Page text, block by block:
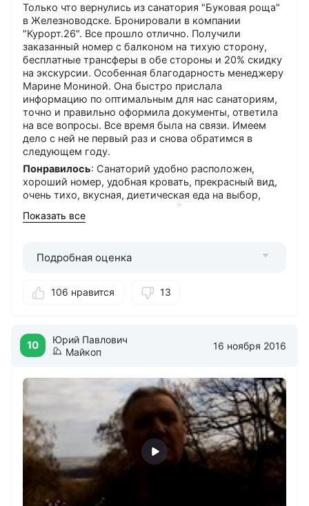
Только что вернулись из санатория "Буковая роща"
в Железноводске. Бронировали в компании
"Курорт.26". Все прошло отлично. Получили
заказанный номер с балконом на тихую сторону,
бесплатные трансферы в обе стороны и 20% скидку
на экскурсии. Особенная благодарность менеджеру
Марине Мониной. Она быстро прислала
информацию по оптимальным для нас санаториям,
точно и правильно оформила документы, ответила
на все вопросы. Все время была на связи. Имеем
дело с ней не первый раз и снова обратимся в
следующем году.
Понравилось: Санаторий удобно расположен,
хороший номер, удобная кровать, прекрасный вид,
очень тихо, вкусная, диетическая еда на выбор,
грязевые аппликации, отличный массаж.
Показать все
Подробная оценка
106 нравится 13
10
Юрий Павлович
Майкоп
16 ноября 2016